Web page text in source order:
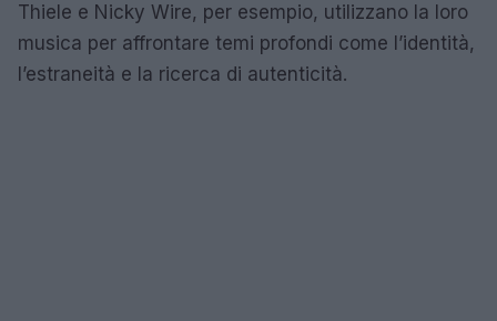
Thiele e Nicky Wire, per esempio, utilizzano la loro
musica per affrontare temi profondi come l’identità,
l’estraneità e la ricerca di autenticità.